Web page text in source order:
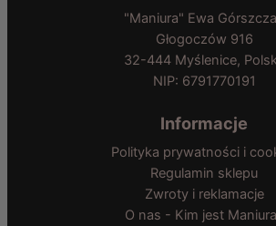
"Maniura" Ewa
Głogoczów 916
32-444 Myślenice,
NIP: 6791770191
Informacje
Polityka prywatności i
Regulamin sklepu
Zwroty i reklamacje
O nas - Kim jest